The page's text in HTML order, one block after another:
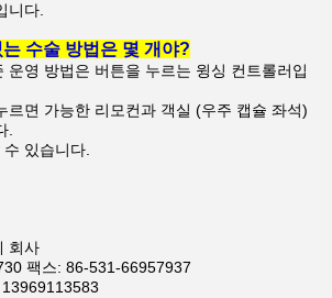
니다.
수술 방법은 몇 개야?
운영 방법은 버튼을 누르는 윙싱 컨트롤러입
르면 가능한 리모컨과 객실 (우주 캡슐 좌석)
.
있습니다.
회사
팩스: 86-531-66957937